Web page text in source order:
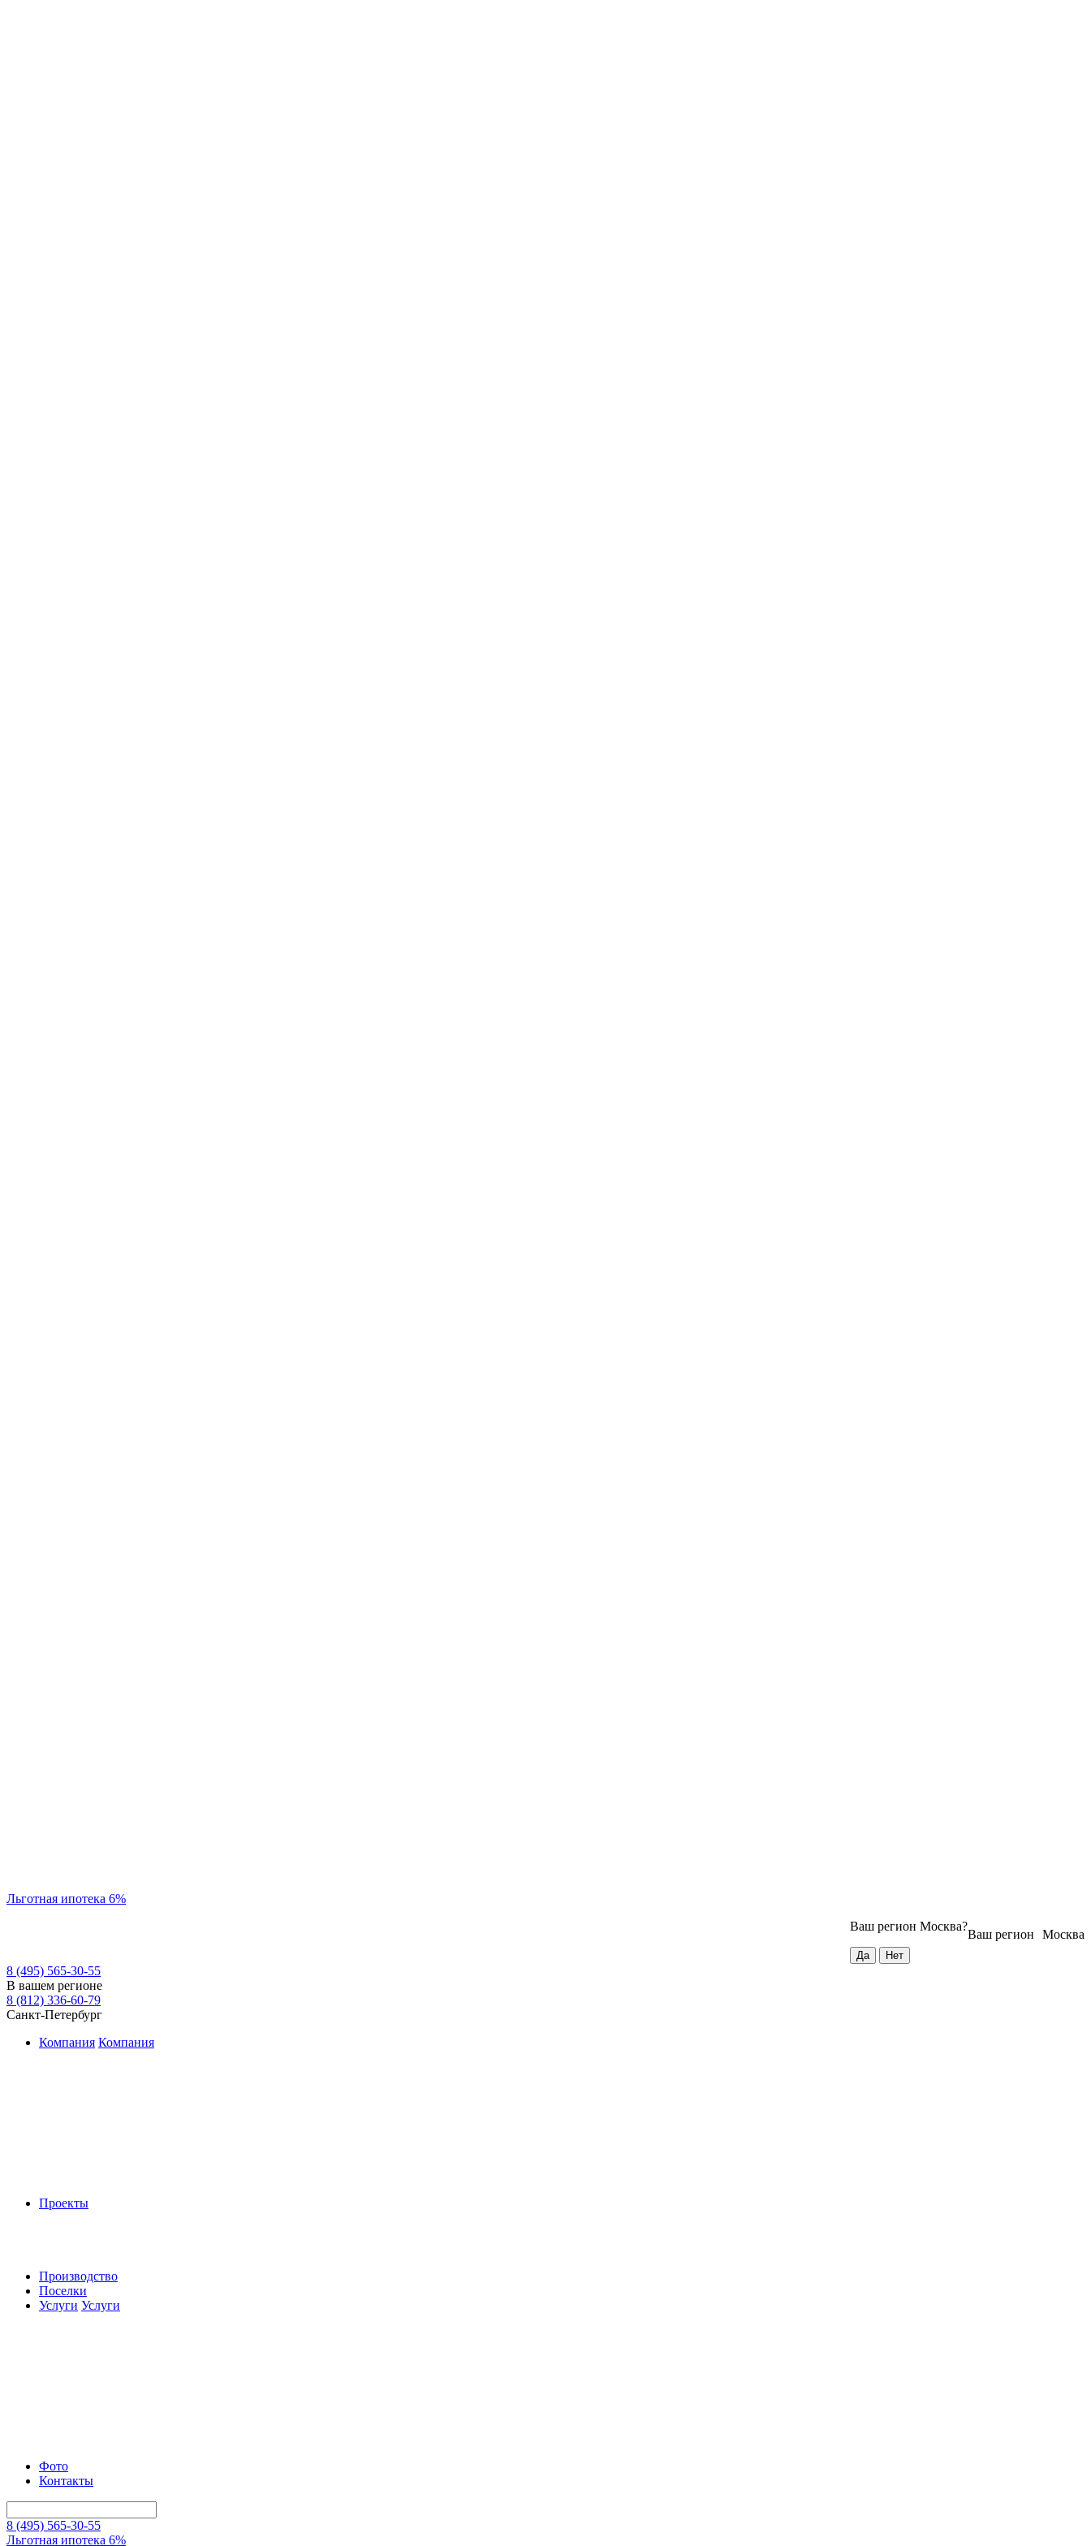
Льготная ипотека 6%
Москва
Ваш регион
Ваш регион Москва?
8 (495) 565-30-55
В вашем регионе
8 (812) 336-60-79
Санкт-Петербург
Компания Компания
Проекты
Производство
Поселки
Услуги Услуги
Фото
Контакты
8 (495) 565-30-55
Льготная ипотека 6%